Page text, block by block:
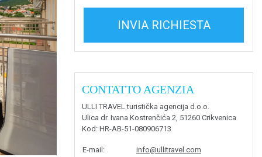
INVIA RICHIESTA
CONTATTO AGENZIA
ULLI TRAVEL turistička agencija d.o.o.
Ulica dr. Ivana Kostrenčića 2, 51260 Crikvenica
Kod : HR-AB-51-080906713
E-mail :
info@ullitravel.com